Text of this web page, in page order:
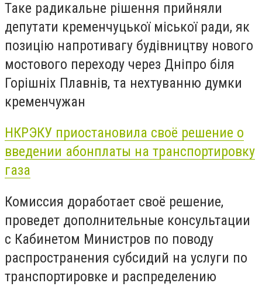
Таке радикальне рішення прийняли
депутати кременчуцької міської ради, як
позицію напротивагу будівництву нового
мостового переходу через Дніпро біля
Горішніх Плавнів, та нехтуванню думки
кременчужан
НКРЭКУ приостановила своё решение о
введении абонплаты на транспортировку
газа
Комиссия доработает своё решение,
проведет дополнительные консультации
с Кабинетом Министров по поводу
распространения субсидий на услуги по
транспортировке и распределению